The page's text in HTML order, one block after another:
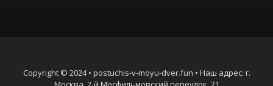
Copyright © 2024 • postuchis-v-moyu-dver.fun • Наш адрес: г.